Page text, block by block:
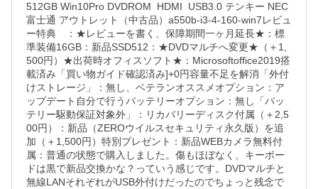
512GB Win10Pro DVDROM  HDMI  USB3.0 テンキー NEC
富士通 アウトレット（中古品）a550b-i3-4-160-win7レビュ
ー特典　：★レビューを書く、保障期間一ヶ月延長★：標
準装備16GB：新品SSD512：★DVDマルチへ変更★（＋1,
500円）★出荷時オフィスソフト★：Microsoftoffice2019搭
載済み「買い物ガイド確認済み]+0円容量不足を解消「外付
けストレージ」：無し、ベテランオススメオプション：ア
ップデート自分で行うバッテリーオプション：無し「バッ
テリー駆動保証対象外」：リカバリーディスク付属（＋2,5
00円）：新品（ZEROウイルスセキュリティ永久版）を追
加（＋1,500円）特別プレゼント：新品WEBカメラ無料付
属：普通の状態で購入しました。傷もほぼなく、キーボー
ドは黒で新品交換かな？っていう感じです。DVDマルチと
無線LANそれぞれがUSB外付けだったのでちょっと残念で